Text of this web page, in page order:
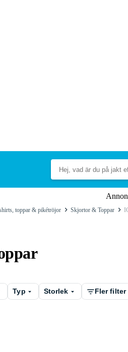
toppar & pikétröjor Skjortor & Toppar
Typ Storlek
Fler filter